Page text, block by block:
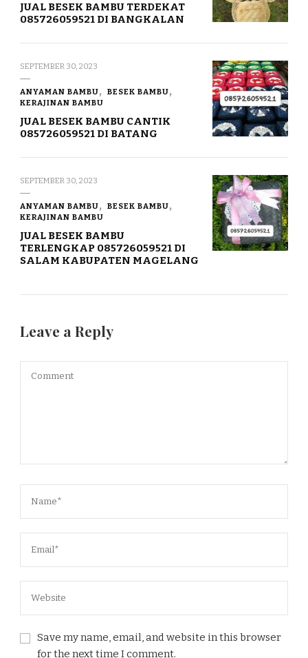
JUAL BESEK BAMBU TERDEKAT
085726059521 DI BANGKALAN
SEPTEMBER 30, 2023
ANYAMAN BAMBU
BESEK BAMBU
KERAJINAN BAMBU
JUAL BESEK BAMBU CANTIK
085726059521 DI BATANG
SEPTEMBER 30, 2023
ANYAMAN BAMBU
BESEK BAMBU
KERAJINAN BAMBU
JUAL BESEK BAMBU
TERLENGKAP 085726059521 DI
SALAM KABUPATEN MAGELANG
Leave a Reply
Save my name, email, and website in this browser
for the next time I comment.